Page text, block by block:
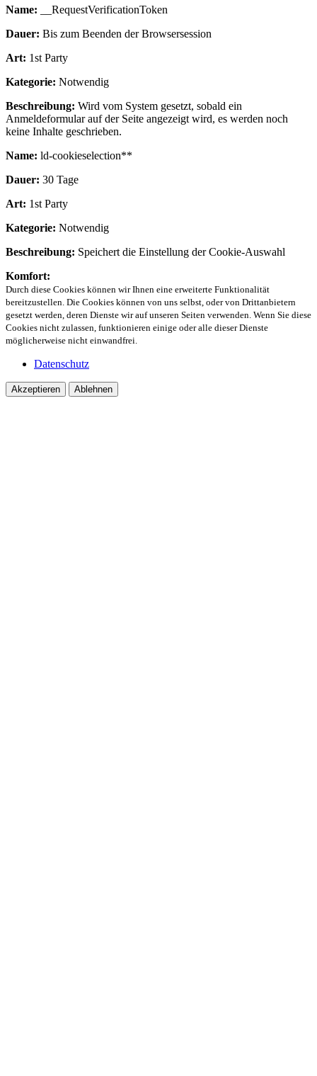
Name: __RequestVerificationToken
Dauer: Bis zum Beenden der Browsersession
Art: 1st Party
Kategorie: Notwendig
Beschreibung: Wird vom System gesetzt, sobald ein
Anmeldeformular auf der Seite angezeigt wird, es werden noch
keine Inhalte geschrieben.
Name: ld-cookieselection**
Dauer: 30 Tage
Art: 1st Party
Kategorie: Notwendig
Beschreibung: Speichert die Einstellung der Cookie-Auswahl
Komfort:
Durch diese Cookies können wir Ihnen eine erweiterte Funktionalität
bereitzustellen. Die Cookies können von uns selbst, oder von Drittanbietern
gesetzt werden, deren Dienste wir auf unseren Seiten verwenden. Wenn Sie diese
Cookies nicht zulassen, funktionieren einige oder alle dieser Dienste
möglicherweise nicht einwandfrei.
Datenschutz
Akzeptieren Ablehnen